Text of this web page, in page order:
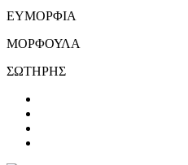
ΕΥΜΟΡΦΙΑ
ΜΟΡΦΟΥΛΑ
ΣΩΤΗΡΗΣ